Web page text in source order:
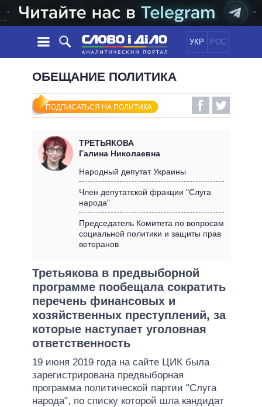
УКР РОС
НОВОСТИ
ЛЕНТА
СОБЫТИЯ
СТАТЬИ
МНЕНИЯ
ОБЗОРЫ
ДАЙДЖЕСТЫ
ПОЛИТИКА
ЭКОНОМИКА
МИР
ОБЕЩАНИЯ
ВСЕ ПОЛИТИКИ
ПРЕЗИДЕНТ И ОФИС
КАБИНЕТ МИНИСТРОВ
ГЛАВЫ ОБЛАДМИНИСТРАЦИЙ
ИНФОГРАФИКА
ВИДЕО
ПОДДЕРЖАТЬ
СРАВНЕНИЕ ПОЛИТИКОВ
ОБЕЩАНИЕ ПОЛИТИКА
ПОДПИСАТЬСЯ НА ПОЛИТИКА
ТРЕТЬЯКОВА
Галина Николаевна
Народный депутат Украины
Член депутатской фракции "Слуга
народа"
Председатель Комитета по вопросам
социальной политики и защиты прав
ветеранов
Третьякова в предвыборной
программе пообещала сократить
перечень финансовых и
хозяйственных преступлений, за
которые наступает уголовная
ответственность
19 июня 2019 года на сайте ЦИК была
зарегистрирована предвыборная
программа политической партии "Слуга
народа", по списку которой шла кандидат